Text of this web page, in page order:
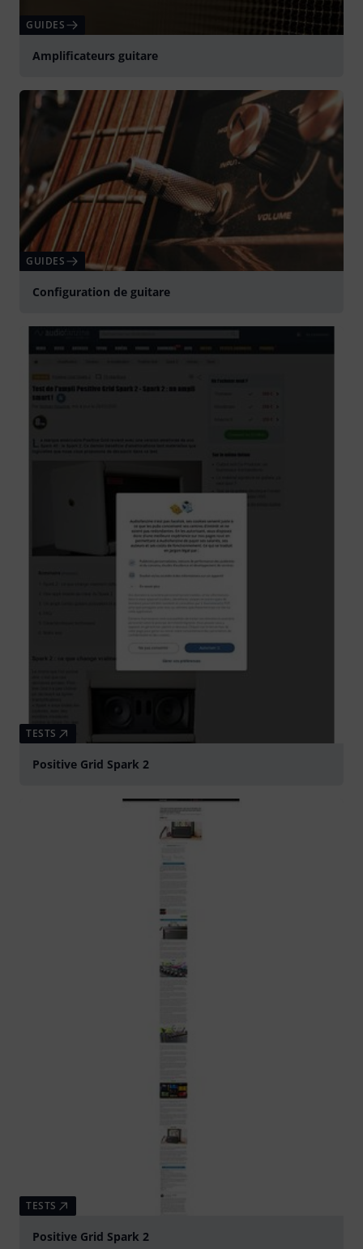
GUIDES
Amplificateurs guitare
GUIDES
Configuration de guitare
TESTS
Positive Grid Spark 2
TESTS
Positive Grid Spark 2